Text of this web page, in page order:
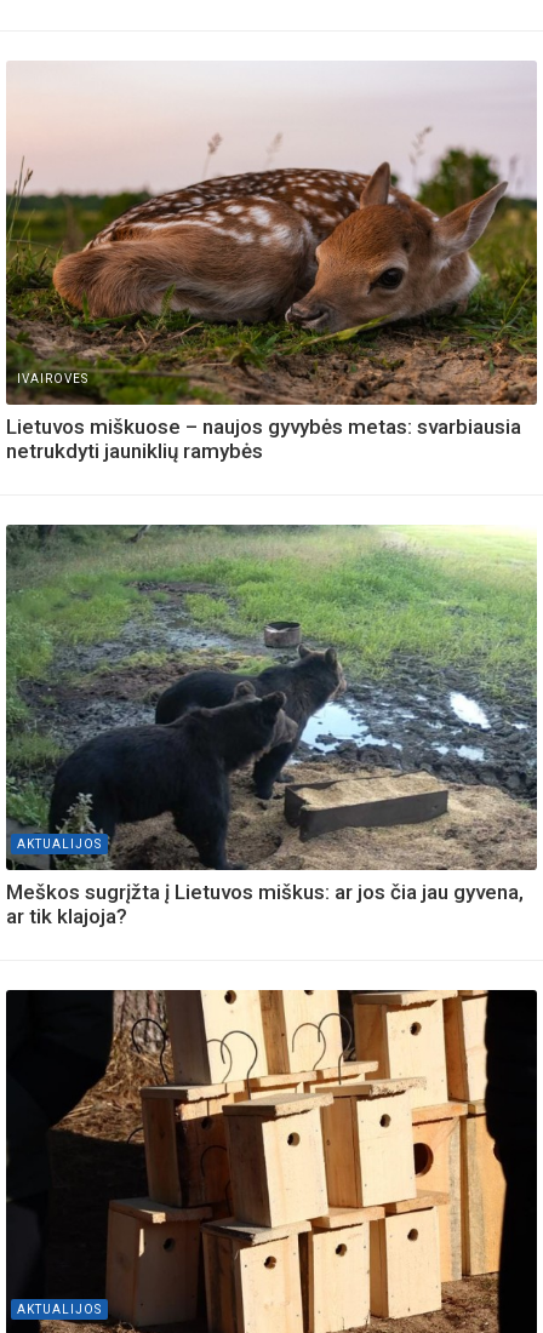
IVAIROVES
Lietuvos miškuose – naujos gyvybės metas: svarbiausia
netrukdyti jauniklių ramybės
AKTUALIJOS
Meškos sugrįžta į Lietuvos miškus: ar jos čia jau gyvena,
ar tik klajoja?
AKTUALIJOS